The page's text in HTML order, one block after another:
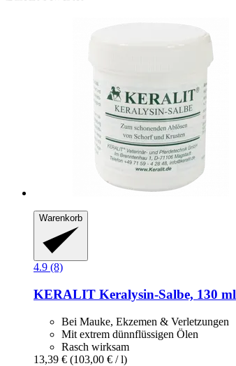
Warenkorb
4.9 (8)
KERALIT Keralysin-​Salbe, 130 ml
Bei Mauke, Ekzemen & Verletzungen
Mit extrem dünnflüssigen Ölen
Rasch wirksam
13,39 € (103,00 € / l)